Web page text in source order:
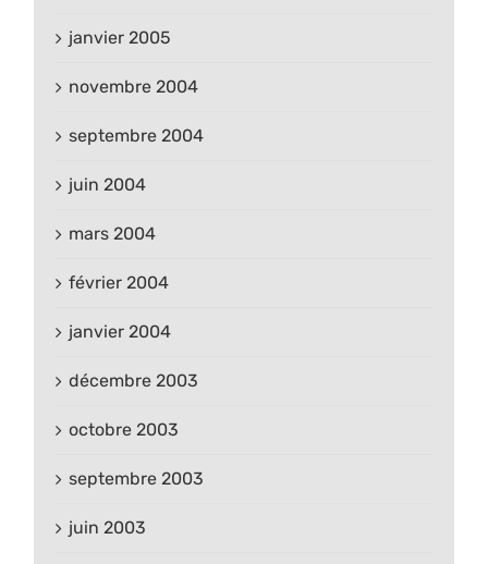
janvier 2005
novembre 2004
septembre 2004
juin 2004
mars 2004
février 2004
janvier 2004
décembre 2003
octobre 2003
septembre 2003
juin 2003